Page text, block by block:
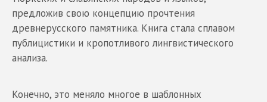
предложив свою концепцию прочтения
древнерусского памятника. Книга стала сплавом
публицистики и кропотливого лингвистического
анализа.
Конечно, это меняло многое в шаблонных